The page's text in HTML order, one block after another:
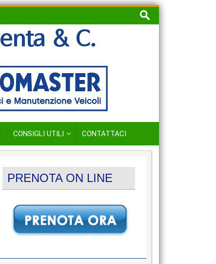
Ricerca
per:
CONSIGLI UTILI CONTATTACI
PRENOTA ON LINE